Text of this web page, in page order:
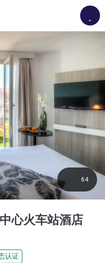
心火车站酒店3 星
认证
64